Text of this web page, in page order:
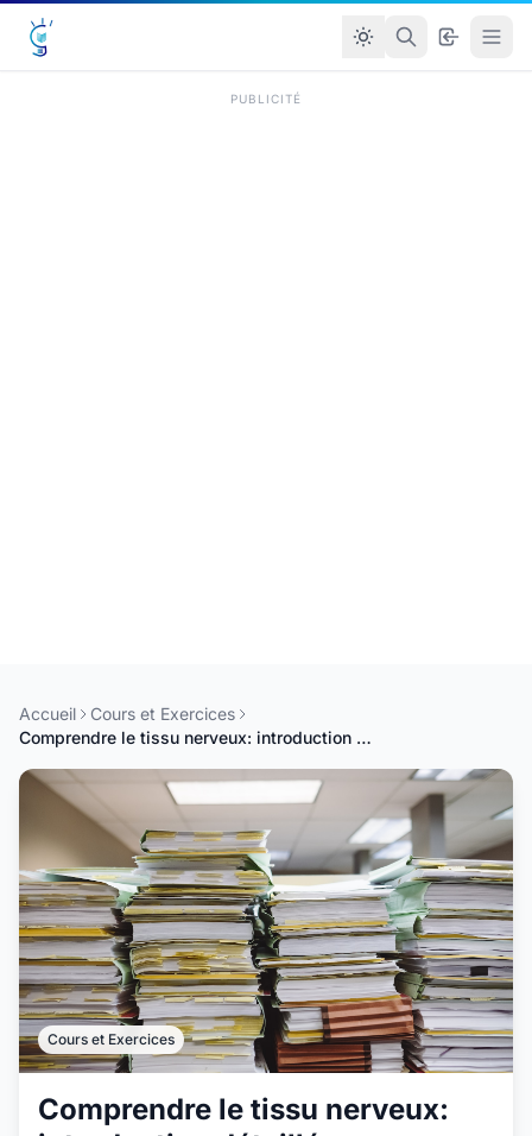
PUBLICITÉ
Accueil
Cours et Exercices
Comprendre le tissu nerveux: introduction détaillé
Cours et Exercices
Comprendre le tissu nerveux: